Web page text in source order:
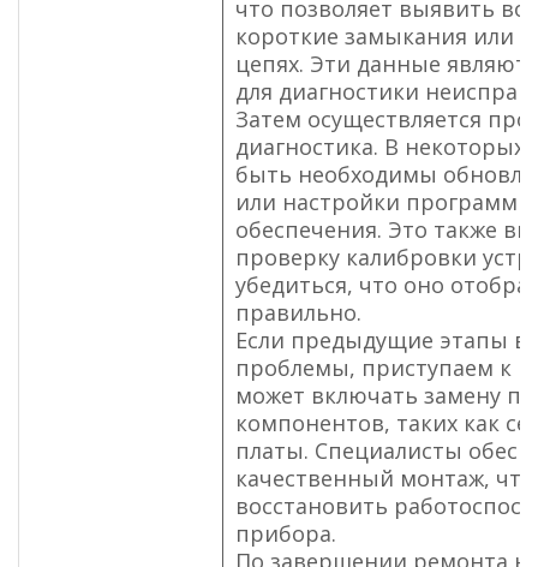
что позволяет выявить
короткие замыкания или
цепях. Эти данные
для диагностики
Затем осуществляется
диагностика. В некоторых
быть необходимы
или настройки
обеспечения. Это также
проверку калибровки
убедиться, что оно
правильно.
Если предыдущие этапы
проблемы, приступаем к
может включать замену
компонентов, таких как
платы. Специалисты
качественный монтаж,
восстановить
прибора.
По завершении ремонта